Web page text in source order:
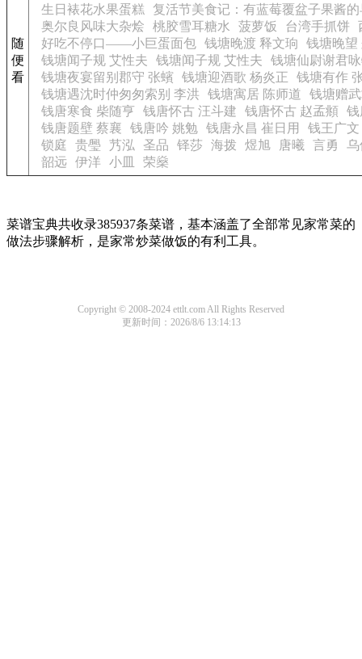
随
便
看
生日裱花水果蛋糕
复活节美食记：有蓝莓覆盆子果酱
奥尔良风味大杂烩
桃胶雪耳糖水 菠萝饭 台湾手抓饼
好吃不停口——小巨蛋面包 钱塘晚渡 释文珦
钱塘晚望
钱塘闻子规 艾性夫
钱塘闻子规 艾性夫
钱塘仙尉谢君
钱塘夜宴留别郡守 张蠙 钱塘迎酒歌 杨炎正
钱塘有作
钱塘遇沈时仲匆匆索别 李洪 钱塘寓居 陈师道
钱塘赠
钱唐寒食 柴随亨
钱唐怀古 汪斗建 钱唐怀古 赵孟頫 钱
钱唐题壁 蔡襄
钱唐吟 姚勉 钱唐永昌 崔日用
钱王广
锁庭
贵璺 艿泓 圣品 铎莎 海拨 煜旭 唐曦 言勇
乌
韶远
伊洋 小皿 荣燊
菜谱宝典共收录385937条菜谱，基本涵盖了全部常见家常菜的
做法步骤解析，是家常炒菜做饭的有利工具。
Copyright © 2008-2024 ettlt.com All Rights Reserved
更新时间：2026/8/6 13:14:13